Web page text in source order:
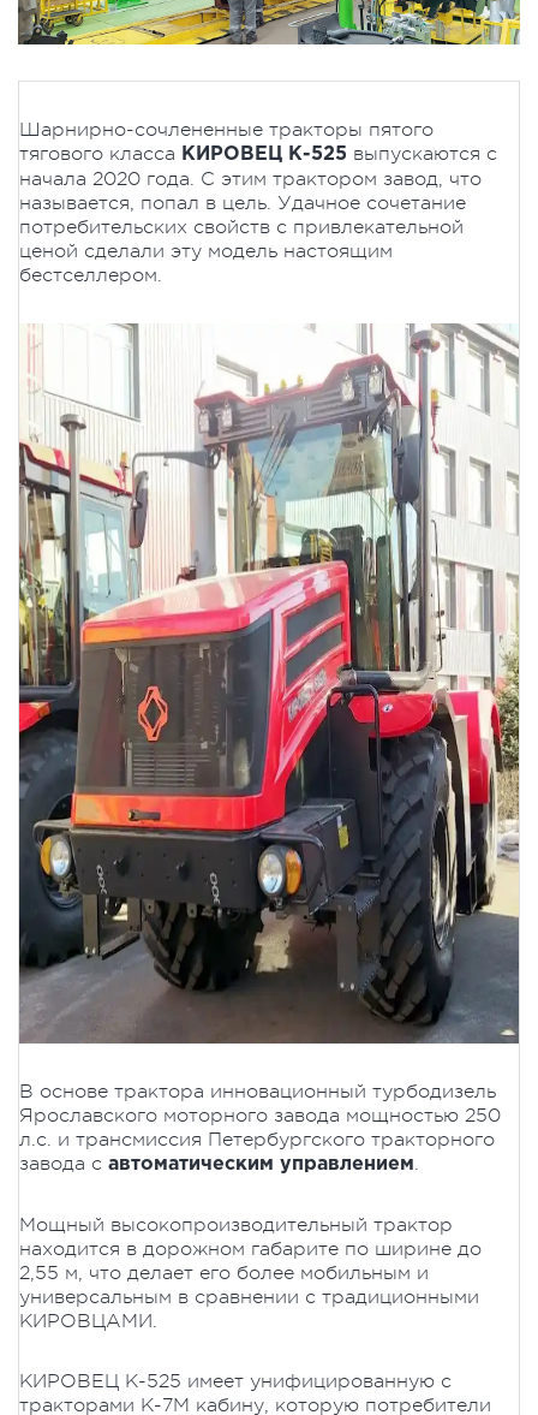
Шарнирно-сочлененные тракторы пятого
тягового класса КИРОВЕЦ К-525 выпускаются с
начала 2020 года. С этим трактором завод, что
называется, попал в цель. Удачное сочетание
потребительских свойств с привлекательной
ценой сделали эту модель настоящим
бестселлером.
В основе трактора инновационный турбодизель
Ярославского моторного завода мощностью 250
л.с. и трансмиссия Петербургского тракторного
завода с автоматическим управлением.
Мощный высокопроизводительный трактор
находится в дорожном габарите по ширине до
2,55 м, что делает его более мобильным и
универсальным в сравнении с традиционными
КИРОВЦАМИ.
КИРОВЕЦ К-525 имеет унифицированную с
тракторами К-7М кабину, которую потребители